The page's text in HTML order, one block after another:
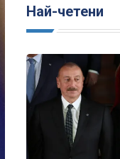
Най-четени